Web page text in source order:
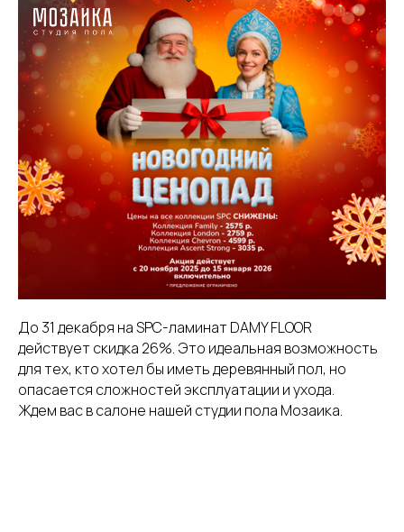
До 31 декабря на SPC-ламинат DAMY FLOOR
действует скидка 26%. Это идеальная возможность
для тех, кто хотел бы иметь деревянный пол, но
опасается сложностей эксплуатации и ухода.
Ждем вас в салоне нашей студии пола Мозаика.